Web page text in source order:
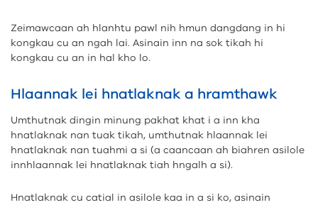
Zeimawcaan ah hlanhtu pawl nih hmun dangdang in hi
kongkau cu an ngah lai. Asinain inn na sok tikah hi
kongkau cu an in hal kho lo.
Hlaannak lei hnatlaknak a hramthawk
Umthutnak dingin minung pakhat khat i a inn kha
hnatlaknak nan tuak tikah, umthutnak hlaannak lei
hnatlaknak nan tuahmi a si (a caancaan ah biahren asilole
innhlaannak lei hnatlaknak tiah hngalh a si).
Hnatlaknak cu catial in asilole kaa in a si ko, asinain